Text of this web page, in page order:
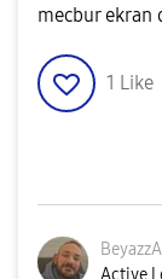
mecbur ekran
1 Like